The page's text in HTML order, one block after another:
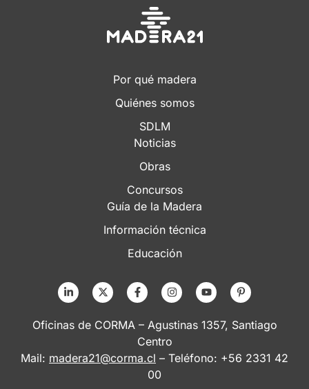
Por qué madera
Quiénes somos
SDLM
Noticias
Obras
Concursos
Guía de la Madera
Información técnica
Educación
Oficinas de CORMA – Agustinas 1357, Santiago
Centro
Mail: madera21@corma.cl – Teléfono: +56 2331 42
00